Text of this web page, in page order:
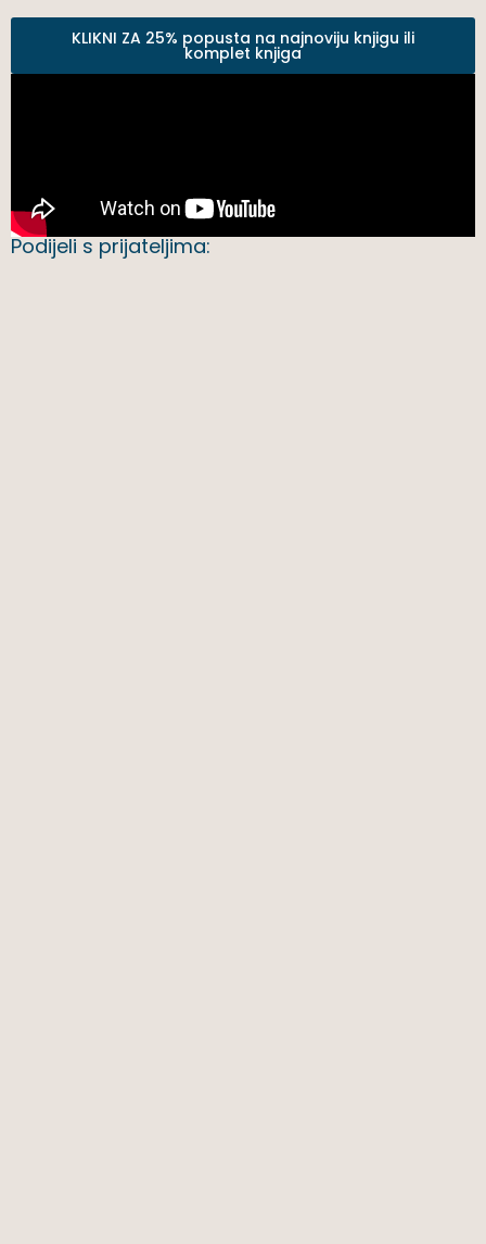
KLIKNI ZA 25% popusta na najnoviju knjigu ili
komplet knjiga
Podijeli s prijateljima: